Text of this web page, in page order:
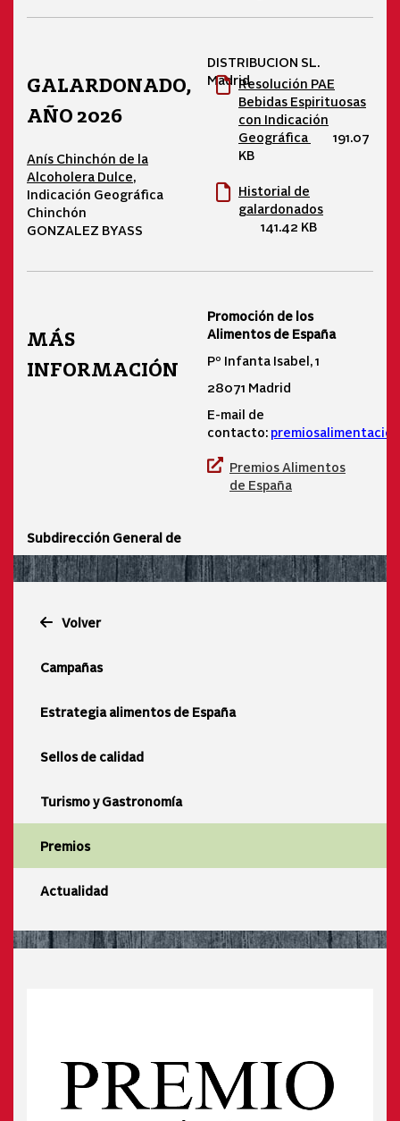
GALARDONADO,
AÑO 2026
Anís Chinchón de la
Alcoholera Dulce,
Indicación Geográfica
Chinchón
GONZALEZ BYASS
DISTRIBUCION SL.
MadridResolución PAE
Bebidas Espirituosas
con Indicación
Geográfica
191.07
KB
Historial de
galardonados
141.42 KB
MÁS
INFORMACIÓN
Subdirección General de
Promoción de los
Alimentos de España
Pº Infanta Isabel, 1
28071 Madrid
E-mail de
contacto:
Premios Alimentos
de España
Volver
Campañas
Estrategia alimentos de España
Sellos de calidad
Turismo y Gastronomía
Premios
Actualidad